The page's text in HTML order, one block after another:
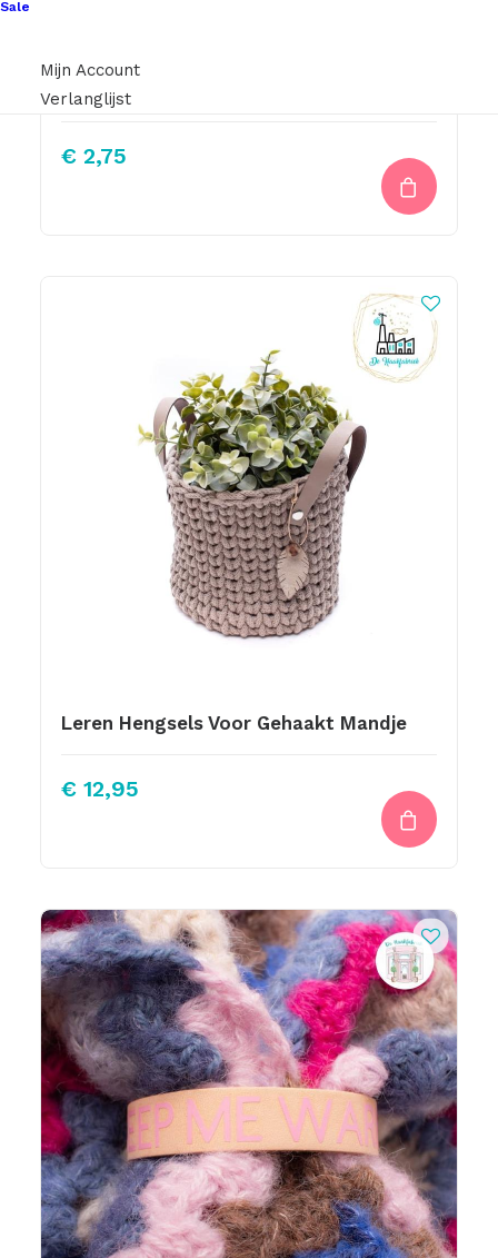
Sale
Mijn Account
Verlanglijst
Knitpro Breinaaldenmeter Rond Ecru
€ 2,75
Leren Hengsels Voor Gehaakt Mandje
€ 12,95